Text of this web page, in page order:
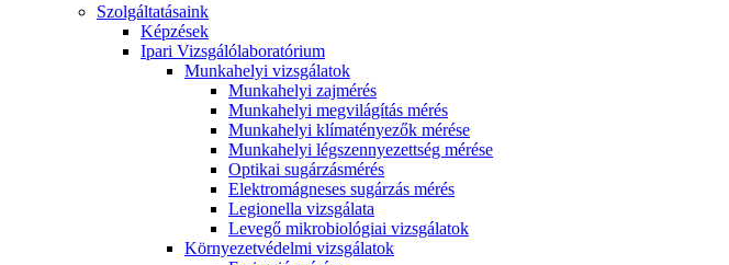
Szolgáltatásaink
Képzések
Ipari Vizsgálólaboratórium
Munkahelyi vizsgálatok
Munkahelyi zajmérés
Munkahelyi megvilágítás mérés
Munkahelyi klímatényezők mérése
Munkahelyi légszennyezettség mérése
Optikai sugárzásmérés
Elektromágneses sugárzás mérés
Legionella vizsgálata
Levegő mikrobiológiai vizsgálatok
Környezetvédelmi vizsgálatok